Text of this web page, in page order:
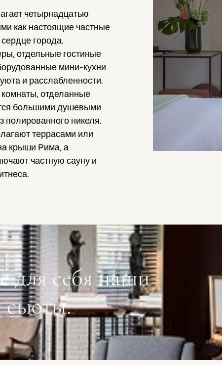
четырнадцатью
как настоящие частные
города.
отдельные гостиные
мини-кухни
и расслабленности.
отделанные
большими душевыми
полированного никеля.
террасами или
крыши Рима, а
частную сауну и
для себя наши
сьюты.